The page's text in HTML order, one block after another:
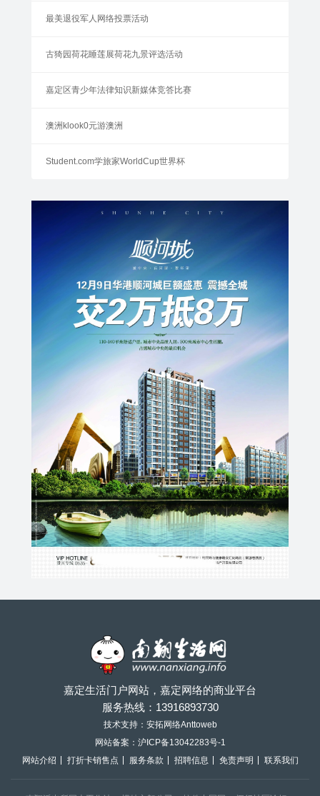
最美退役军人网络投票活动
古猗园荷花睡莲展荷花九景评选活动
嘉定区青少年法律知识新媒体竞答比赛
澳洲klook0元游澳洲
Student.com学旅家WorldCup世界杯
嘉定生活门户网站，嘉定网络的商业平台
服务热线： 13916893730
技术支持：安拓网络Anttoweb
网站备案： 沪ICP备13042283号-1
网站介绍
打折卡销售点 服务条款 招聘信息 免责声明 联系我们